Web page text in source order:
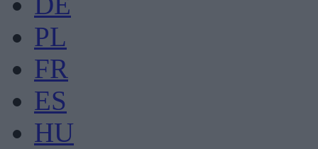
PL
FR
ES
HU